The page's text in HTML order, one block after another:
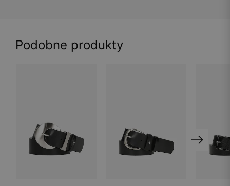
Podobne produkty